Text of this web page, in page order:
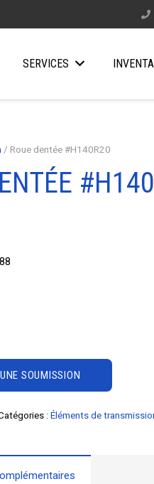
SERVICES
/ Roue dentée #H140R20
SOUMISSION
: Éléments de